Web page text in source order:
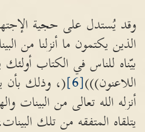
وقد يُستدل على حجية
الذين يكتمون ما أنزلنا من
بيّناه للناس في الكتاب أولئك
اللاعنون)))[6]
(، وذلك بأن
أنزله الله تعالى من
يتلقاه المتفقه من تلك